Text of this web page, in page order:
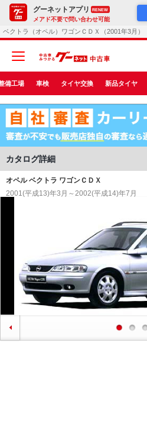
グーネットアプリ RENEW
メアド不要で問い合わせ可能
ベクトラ（オペル）ワゴンＣＤＸ（2001年3月）
備工場 車検 タイヤ交換 新品タイヤ
カタログ詳細
オペル ベクトラ ワゴンＣＤＸ
2001(平成13)年3月～2002(平成14)年7月